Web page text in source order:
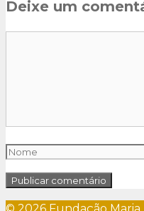
Deixe um
Nome